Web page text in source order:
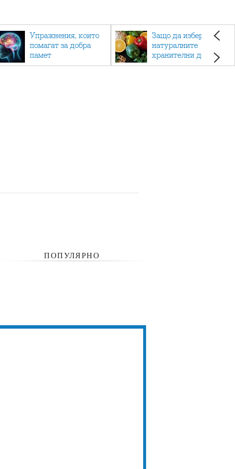
Упражнения, които
помагат за добра
памет
Защо да изберете
натуралните
хранителни добавки
пред синтетичните?
ПОПУЛЯРНО